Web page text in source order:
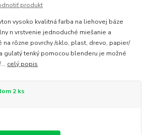
produkt
vysoko kvalitná farba na liehovej báze
n vrstvenie jednoduché miešanie a
rôzne povrchy /sklo, plast, drevo, papier/
guľatý tenký pomocou blenderu je možné
celý popis
2 ks